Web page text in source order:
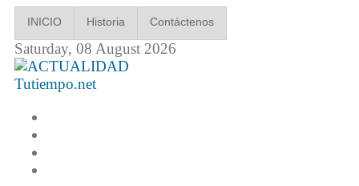
INICIO Historia Contáctenos
Saturday, 08 August 2026
Tutiempo.net